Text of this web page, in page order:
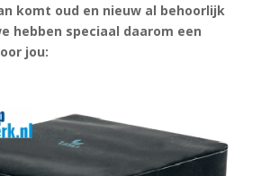
komt oud en nieuw al behoorlijk
hebben speciaal daarom een
jou: